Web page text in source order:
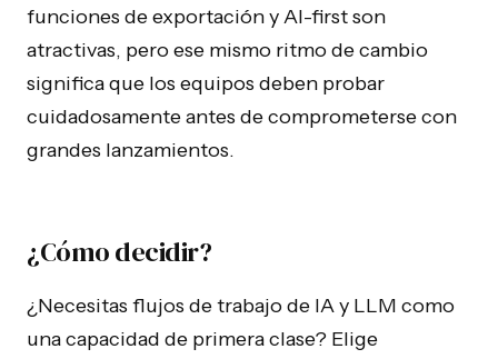
funciones de exportación y AI-first son
atractivas, pero ese mismo ritmo de cambio
significa que los equipos deben probar
cuidadosamente antes de comprometerse con
grandes lanzamientos.
¿Cómo decidir?
¿Necesitas flujos de trabajo de IA y LLM como
una capacidad de primera clase? Elige